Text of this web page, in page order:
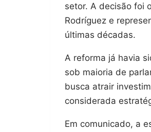
setor. A decisão foi
Rodríguez e
últimas décadas.
A reforma já havia
sob maioria de
busca atrair
considerada
Em comunicado, a